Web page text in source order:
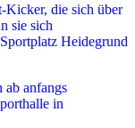
Kicker, die sich über
sie sich
Heidegrund
ab anfangs
in